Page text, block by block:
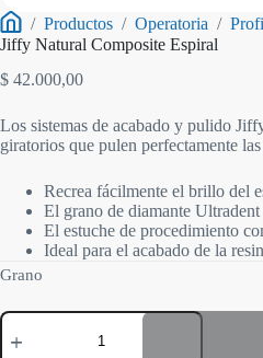
Inicio
/ Productos / Operatoria /
Jiffy Natural Composite Espiral
$ 42.000,00
Los sistemas de acabado y pulido
giratorios que pulen perfectamente
Recrea fácilmente el brillo del
El grano de diamante
El estuche de procedimiento
Ideal para el acabado de la
Grano
Jiffy
Natural